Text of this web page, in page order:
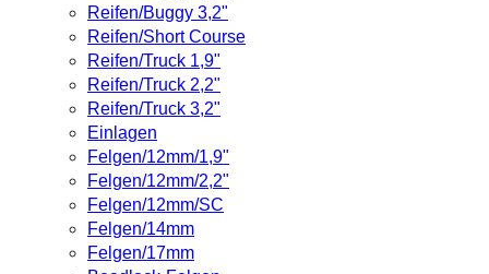
Reifen/Buggy 3,2"
Reifen/Short Course
Reifen/Truck 1,9"
Reifen/Truck 2,2"
Reifen/Truck 3,2"
Einlagen
Felgen/12mm/1,9"
Felgen/12mm/2,2"
Felgen/12mm/SC
Felgen/14mm
Felgen/17mm